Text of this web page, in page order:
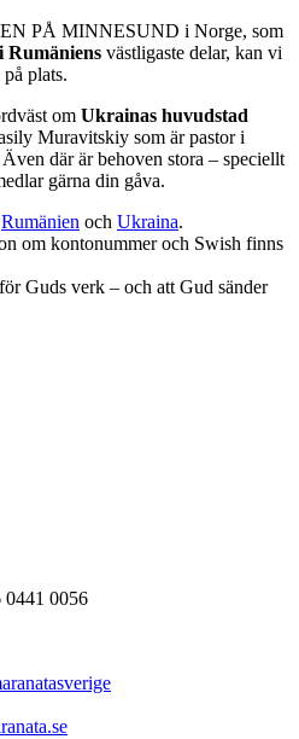
PÅ MINNESUND i Norge, som
Rumäniens västligaste delar, kan vi
plats.
om Ukrainas huvudstad
Muravitskiy som är pastor i
där är behoven stora – speciellt
gärna din gåva.
Rumänien och Ukraina.
om kontonummer och Swish finns
Guds verk – och att Gud sänder
0441 0056